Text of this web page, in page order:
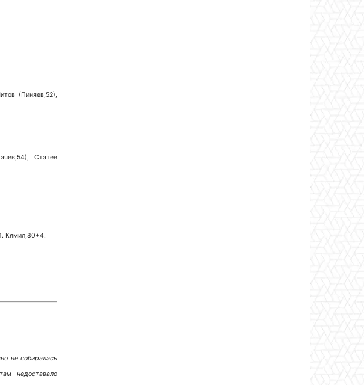
(Пиняев,52),
Статев
Кямил,80+4.
не собиралась
недоставало